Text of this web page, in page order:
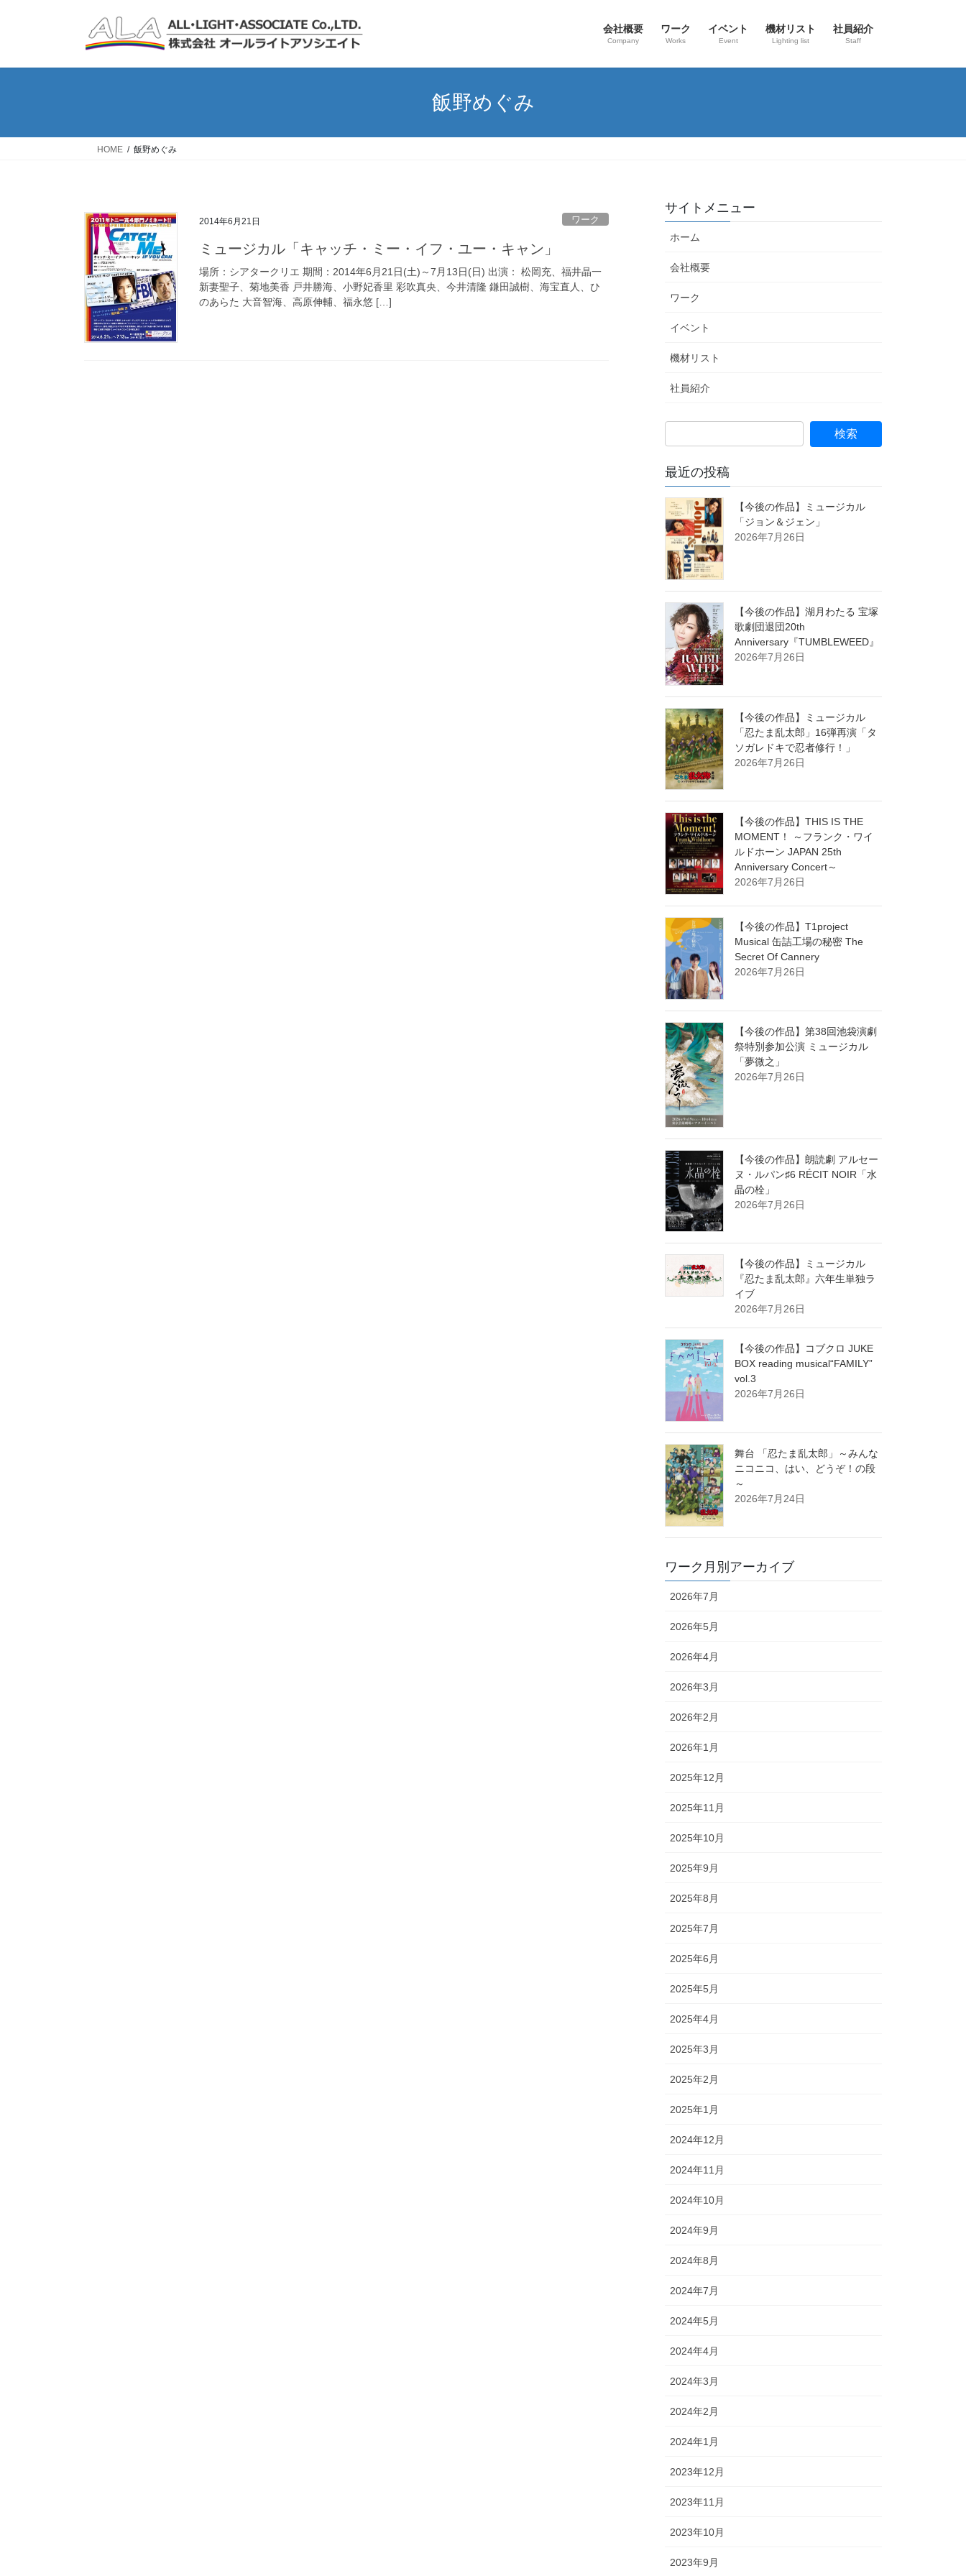
会社概要
Company
ワーク
Works
イベント
Event
機材リスト
Lighting list
社員紹介
Staff
飯野めぐみ
HOME 飯野めぐみ
2014年6月21日 ワーク
ミュージカル「キャッチ・ミー・イフ・ユー・キャン」
場所：シアタークリエ 期間：2014年6月21日(土)～7月13日(日) 出演： 松岡充、福井晶一
新妻聖子、菊地美香 戸井勝海、小野妃香里 彩吹真央、今井清隆 鎌田誠樹、海宝直人、ひ
のあらた 大音智海、高原伸輔、福永悠 […]
サイトメニュー
ホーム
会社概要
ワーク
イベント
機材リスト
社員紹介
最近の投稿
【今後の作品】ミュージカル
「ジョン＆ジェン」
2026年7月26日
【今後の作品】湖月わたる 宝塚
歌劇団退団20th
Anniversary『TUMBLEWEED』
2026年7月26日
【今後の作品】ミュージカル
「忍たま乱太郎」16弾再演「タ
ソガレドキで忍者修行！」
2026年7月26日
【今後の作品】THIS IS THE
MOMENT！ ～フランク・ワイ
ルドホーン JAPAN 25th
Anniversary Concert～
2026年7月26日
【今後の作品】T1project
Musical 缶詰工場の秘密 The
Secret Of Cannery
2026年7月26日
【今後の作品】第38回池袋演劇
祭特別参加公演 ミュージカル
「夢微之」
2026年7月26日
【今後の作品】朗読劇 アルセー
ヌ・ルパン♯6 RÉCIT NOIR「水
晶の栓」
2026年7月26日
【今後の作品】ミュージカル
『忍たま乱太郎』六年生単独ラ
イブ
2026年7月26日
【今後の作品】コブクロ JUKE
BOX reading musical“FAMILY”
vol.3
2026年7月26日
舞台 「忍たま乱太郎」～みんな
ニコニコ、はい、どうぞ！の段
～
2026年7月24日
ワーク月別アーカイブ
2026年7月
2026年5月
2026年4月
2026年3月
2026年2月
2026年1月
2025年12月
2025年11月
2025年10月
2025年9月
2025年8月
2025年7月
2025年6月
2025年5月
2025年4月
2025年3月
2025年2月
2025年1月
2024年12月
2024年11月
2024年10月
2024年9月
2024年8月
2024年7月
2024年5月
2024年4月
2024年3月
2024年2月
2024年1月
2023年12月
2023年11月
2023年10月
2023年9月